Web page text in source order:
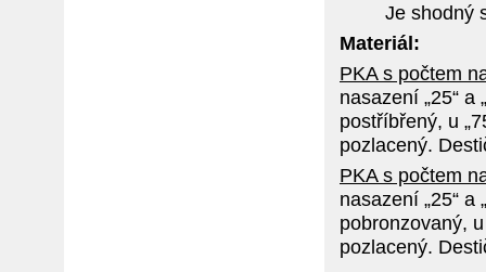
Je shodný
Materiál:
PKA s počtem
nasazení „25“
postříbřený, u
pozlacený.
PKA s počtem
nasazení „25“
pobronzovaný,
pozlacený.